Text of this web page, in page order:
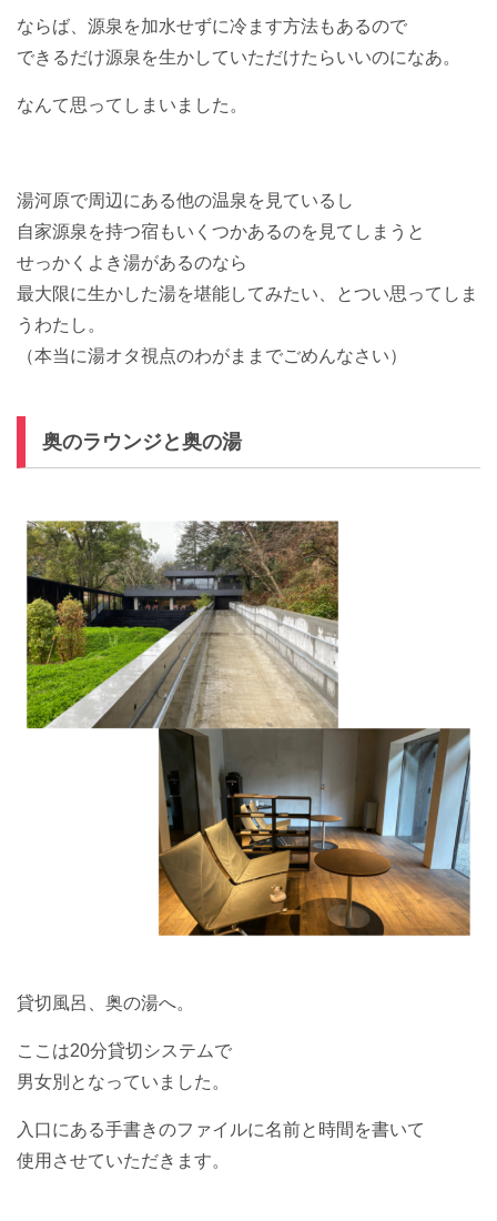
ならば、源泉を加水せずに冷ます方法もあるので
できるだけ源泉を生かしていただけたらいいのになあ。
なんて思ってしまいました。
湯河原で周辺にある他の温泉を見ているし
自家源泉を持つ宿もいくつかあるのを見てしまうと
せっかくよき湯があるのなら
最大限に生かした湯を堪能してみたい、とつい思ってしま
うわたし。
（本当に湯オタ視点のわがままでごめんなさい）
奥のラウンジと奥の湯
貸切風呂、奥の湯へ。
ここは20分貸切システムで
男女別となっていました。
入口にある手書きのファイルに名前と時間を書いて
使用させていただきます。